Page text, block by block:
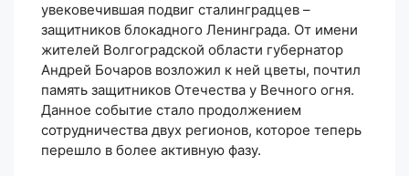
увековечившая подвиг сталинградцев –
защитников блокадного Ленинграда. От имени
жителей Волгоградской области губернатор
Андрей Бочаров возложил к ней цветы, почтил
память защитников Отечества у Вечного огня.
Данное событие стало продолжением
сотрудничества двух регионов, которое теперь
перешло в более активную фазу.